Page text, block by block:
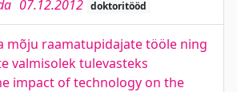
07.12.2012 doktoritööd
mõju raamatupidajate tööle ning
valmisolek tulevasteks
impact of technology on the